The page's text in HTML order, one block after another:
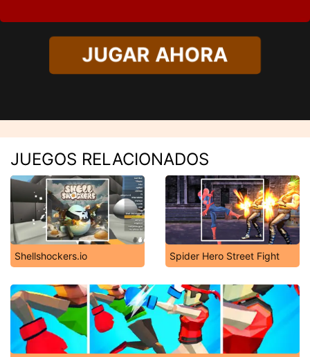
JUGAR AHORA
JUEGOS RELACIONADOS
Shellshockers.io Spider Hero Street Fight